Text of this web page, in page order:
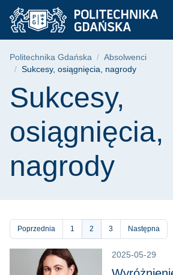
Przejdź
do
menu
Przejdź
do
wyszukiwarki
Przejdź
do
treści
Sukcesy,
Ścieżka
Politechnika Gdańska
Absolwenci
Sukcesy, osiągnięcia, nagrody
Treść strony
Sukcesy,
osiągnięcia,
nagrody
Stronicowanie
Poprzednia Strona
1
Bieżąca
strona
2 Strona
3 Następna
2025-05-29